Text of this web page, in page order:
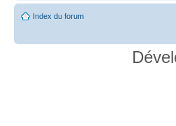
Index du forum